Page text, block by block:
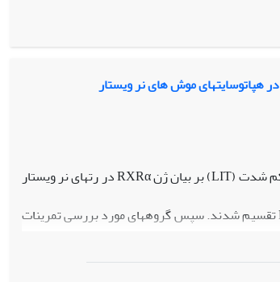
ما دریافتیم در موش‫های دیابتی و مورفینی سطحVEGF و ES به‫ترتیب و به‫طور معنی‌دار کمتر و بیشتر از سایر گروه‌ها است (05/0≥p). همچنین فعالیت
مطالعه ما نشان می‌دهد که مورفین و دیابت سطوح VEGF و ES را برهم می‌زند و از طرف دیگر به‫نظر می‌رسد تمرینات استقامتی بر روند رگ‌زایی
هدف از انجام این تحقیق بررسی تاثیر 12 هفته تمرین تناوبی شدید (HIT) و تمرین مداوم کم شدت (LIT) بر بیان ژن RXRα در رت‏های نر ویستار
آزمودنی‏ها پس از 13 هفته دریافت رژیم پرچرب به گروه‏های کنترل، تمرین HIT و تمرین LIT تقسیم شدند. سپس گروه‏های مورد بررسی تمرینات